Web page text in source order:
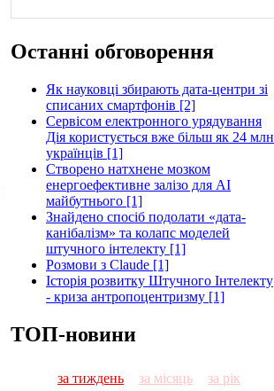
Останні обговорення
Як науковці збирають дата-центри зі
списаних смартфонів [2]
Сервісом електронного урядування
Дія користується вже більш як 24 млн
українців [1]
Створено натхнене мозком
енергоефективне залізо для AI
майбутнього [1]
Знайдено спосіб подолати «дата-
канібалізм» та колапс моделей
штучного інтелекту [1]
Розмови з Claude [1]
Історія розвитку Штучного Інтелекту
- криза антропоцентризму [1]
ТОП-новини
за тиждень за місяць
за рік